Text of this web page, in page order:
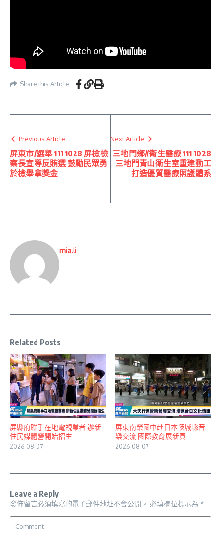
Share this Article
Previous Article
屏東市/選舉 111 1028 屏檢檢
察長宣導反賄選 鼓勵民眾勇
於檢舉拿獎金
Next Article
三地門鄉//衛生醫療 111 1028
三地門青山衛生室重建動工
打造優質醫療照護體系
mia.li
Related Posts
屏縣府聯手在地電視業者 辦新
住民媒體營開始招生
2026-08-07
屏東南榮國中赴日本茨城縣音
樂交流 國際教育展新頁
2026-08-07
Leave a Reply
發佈留言必須填寫的電子郵件地址不會公開。 必填欄位標示為 *